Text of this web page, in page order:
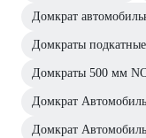
Домкрат
Домкраты
Домкраты 500 мм
Домкрат
Домкрат